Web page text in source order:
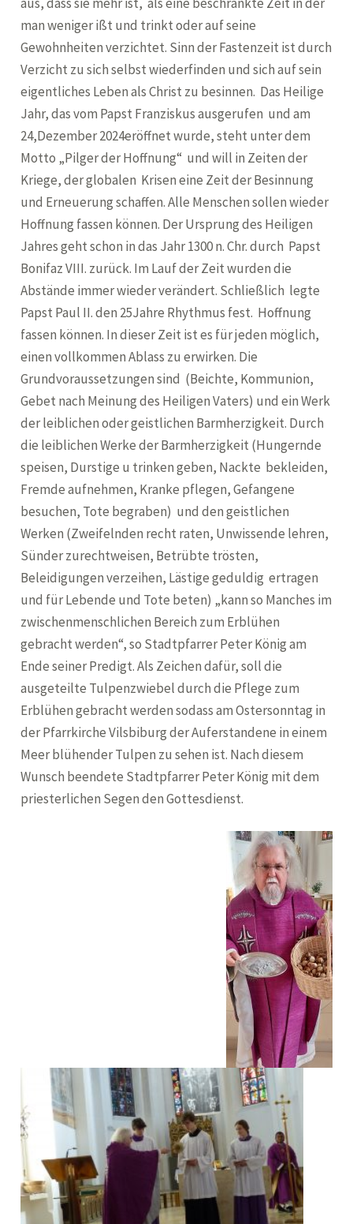
man weniger ißt und trinkt oder auf seine
Gewohnheiten verzichtet. Sinn der Fastenzeit ist durch
Verzicht zu sich selbst wiederfinden und sich auf sein
eigentliches Leben als Christ zu besinnen. Das Heilige
Jahr, das vom Papst Franziskus ausgerufen und am
24,Dezember 2024eröffnet wurde, steht unter dem
Motto „Pilger der Hoffnung“ und will in Zeiten der
Kriege, der globalen Krisen eine Zeit der Besinnung
und Erneuerung schaffen. Alle Menschen sollen wieder
Hoffnung fassen können. Der Ursprung des Heiligen
Jahres geht schon in das Jahr 1300 n. Chr. durch Papst
Bonifaz VIII. zurück. Im Lauf der Zeit wurden die
Abstände immer wieder verändert. Schließlich legte
Papst Paul II. den 25Jahre Rhythmus fest. Hoffnung
fassen können. In dieser Zeit ist es für jeden möglich,
einen vollkommen Ablass zu erwirken. Die
Grundvoraussetzungen sind (Beichte, Kommunion,
Gebet nach Meinung des Heiligen Vaters) und ein Werk
der leiblichen oder geistlichen Barmherzigkeit. Durch
die leiblichen Werke der Barmherzigkeit (Hungernde
speisen, Durstige u trinken geben, Nackte bekleiden,
Fremde aufnehmen, Kranke pflegen, Gefangene
besuchen, Tote begraben) und den geistlichen
Werken (Zweifelnden recht raten, Unwissende lehren,
Sünder zurechtweisen, Betrübte trösten,
Beleidigungen verzeihen, Lästige geduldig ertragen
und für Lebende und Tote beten) „kann so Manches im
zwischenmenschlichen Bereich zum Erblühen
gebracht werden“, so Stadtpfarrer Peter König am
Ende seiner Predigt. Als Zeichen dafür, soll die
ausgeteilte Tulpenzwiebel durch die Pflege zum
Erblühen gebracht werden sodass am Ostersonntag in
der Pfarrkirche Vilsbiburg der Auferstandene in einem
Meer blühender Tulpen zu sehen ist. Nach diesem
Wunsch beendete Stadtpfarrer Peter König mit dem
priesterlichen Segen den Gottesdienst.